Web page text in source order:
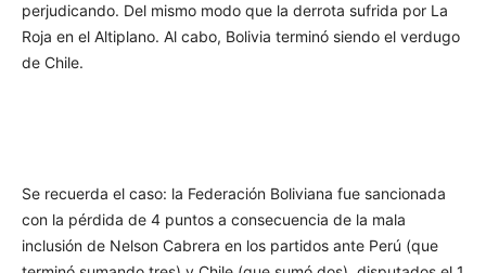
perjudicando. Del mismo modo que la derrota sufrida por La
Roja en el Altiplano. Al cabo, Bolivia terminó siendo el verdugo
de Chile.
Se recuerda el caso: la Federación Boliviana fue sancionada
con la pérdida de 4 puntos a consecuencia de la mala
inclusión de Nelson Cabrera en los partidos ante Perú (que